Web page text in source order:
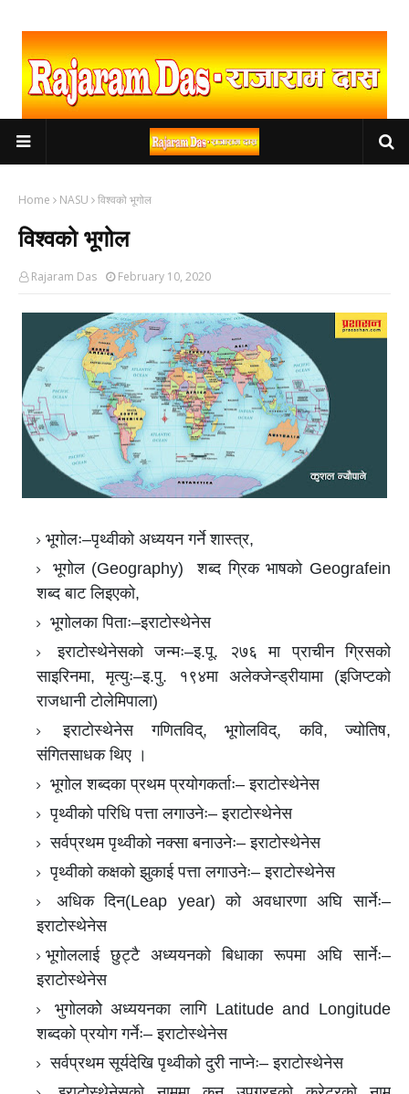
Home NASU विश्वको भूगोल
विश्वको भूगोल
Rajaram Das February 10, 2020
भूगोलः–पृथ्वीको अध्ययन गर्ने शास्त्र,
भूगोल (Geography) शब्द ग्रिक भाषको Geografein
शब्द बाट लिइएको,
भूगोलका पिताः–इराटोस्थेनेस
इराटोस्थेनेसको जन्मः–इ.पू. २७६ मा प्राचीन ग्रिसको
साइरिनमा, मृत्युः–इ.पु. १९४मा अलेक्जेन्ड्रीयामा (इजिप्टको
राजधानी टोलेमिपाला)
इराटोस्थेनेस गणितविद्, भूगोलविद्, कवि, ज्योतिष,
संगितसाधक थिए ।
भूगोल शब्दका प्रथम प्रयोगकर्ताः– इराटोस्थेनेस
पृथ्वीको परिधि पत्ता लगाउनेः– इराटोस्थेनेस
सर्वप्रथम पृथ्वीको नक्सा बनाउनेः– इराटोस्थेनेस
पृथ्वीको कक्षको झुकाई पत्ता लगाउनेः– इराटोस्थेनेस
अधिक दिन(Leap year) को अवधारणा अघि सार्नेः–
इराटोस्थेनेस
भूगोललाई छुट्टै अध्ययनको बिधाका रूपमा अघि सार्नेः–
इराटोस्थेनेस
भुगोलकोे अध्ययनका लागि Latitude and Longitude
शब्दको प्रयोग गर्नेः– इराटोस्थेनेस
सर्वप्रथम सूर्यदेखि पृथ्वीको दुरी नाप्नेः– इराटोस्थेनेस